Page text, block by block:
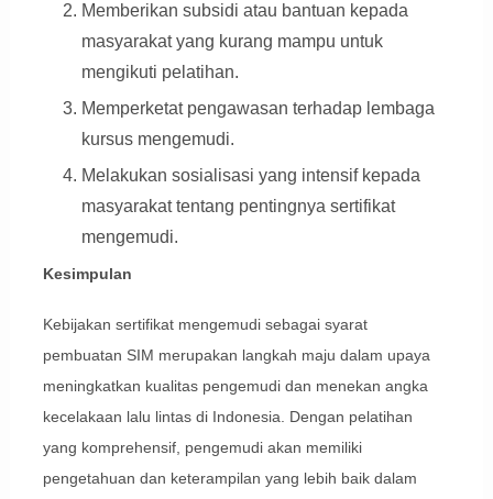
Memberikan subsidi atau bantuan kepada
masyarakat yang kurang mampu untuk
mengikuti pelatihan.
Memperketat pengawasan terhadap lembaga
kursus mengemudi.
Melakukan sosialisasi yang intensif kepada
masyarakat tentang pentingnya sertifikat
mengemudi.
Kesimpulan
Kebijakan sertifikat mengemudi sebagai syarat
pembuatan SIM merupakan langkah maju dalam upaya
meningkatkan kualitas pengemudi dan menekan angka
kecelakaan lalu lintas di Indonesia. Dengan pelatihan
yang komprehensif, pengemudi akan memiliki
pengetahuan dan keterampilan yang lebih baik dalam